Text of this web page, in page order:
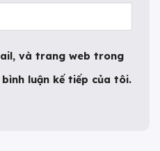
và trang web trong
luận kế tiếp của tôi.